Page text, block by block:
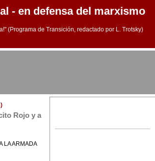
- en defensa del marxismo
(Programa de Transición, redactado por L. Trotsky)
Rojo y a
LA ARMADA